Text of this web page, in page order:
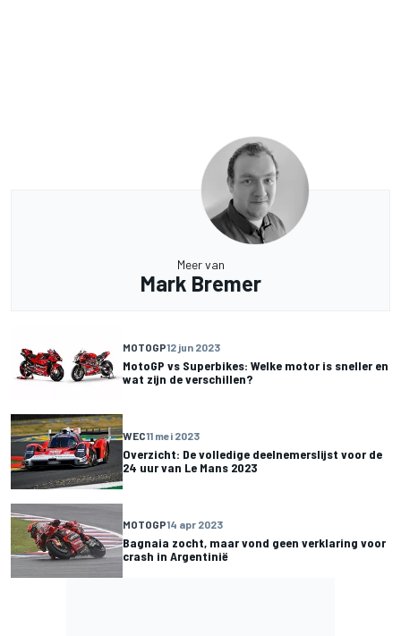
Meer van
Mark Bremer
MOTOGP12 jun 2023
MotoGP vs Superbikes: Welke motor is sneller en
wat zijn de verschillen?
WEC11 mei 2023
Overzicht: De volledige deelnemerslijst voor de
24 uur van Le Mans 2023
MOTOGP14 apr 2023
Bagnaia zocht, maar vond geen verklaring voor
crash in Argentinië